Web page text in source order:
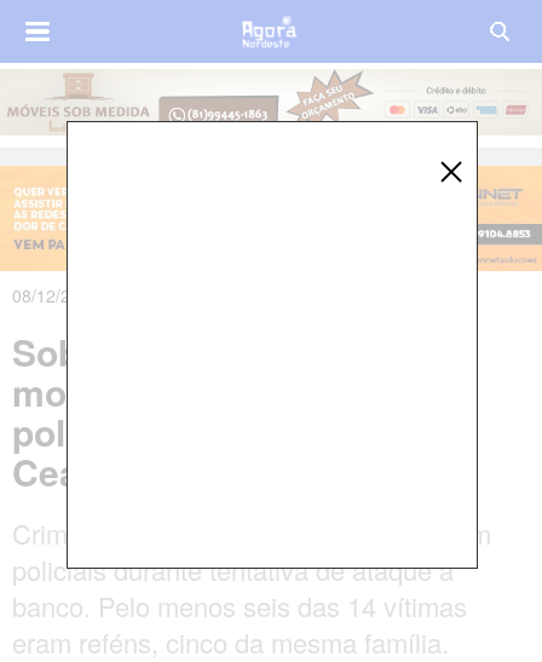
08/12/2018 às 07h35m
Sobe para 14 número de
mortos em confronto entre
policiais e assaltantes no
Ceará
Criminosos com reféns trocaram tiro com
policiais durante tentativa de ataque a
banco. Pelo menos seis das 14 vítimas
eram reféns, cinco da mesma família.